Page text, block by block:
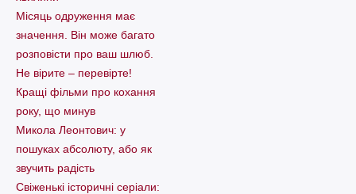
Місяць одруження має
значення. Він може багато
розповісти про ваш шлюб.
Не вірите – перевірте!
Кращі фільми про кохання
року, що минув
Микола Леонтович: у
пошуках абсолюту, або як
звучить радість
Свіженькі історичні серіали: